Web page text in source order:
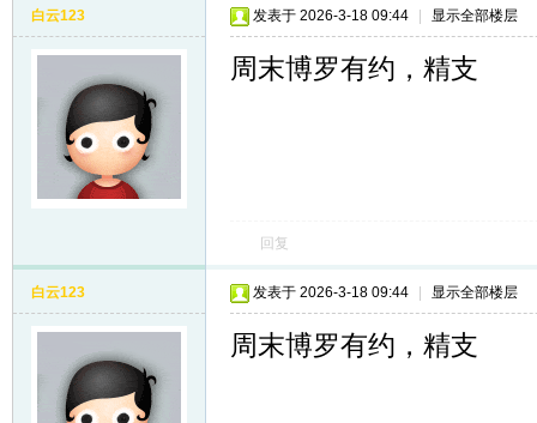
白云123 发表于 2026-3-18 09:44 显示全部楼层
周末博罗有约，精支
回复
白云123 发表于 2026-3-18 09:44 显示全部楼层
周末博罗有约，精支